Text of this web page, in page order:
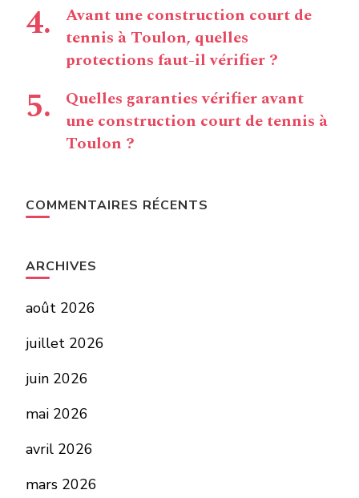
Avant une construction court de
tennis à Toulon, quelles
protections faut-il vérifier ?
Quelles garanties vérifier avant
une construction court de tennis à
Toulon ?
COMMENTAIRES RÉCENTS
ARCHIVES
août 2026
juillet 2026
juin 2026
mai 2026
avril 2026
mars 2026